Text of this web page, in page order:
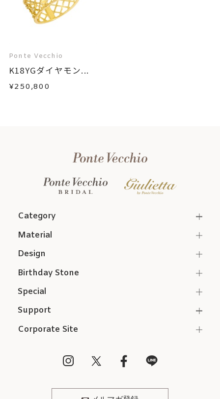
Ponte Vecchio
K18YGダイヤモン...
¥250,800
Category
Support
Corporate Site
Material
Design
Birthday Stone
Special